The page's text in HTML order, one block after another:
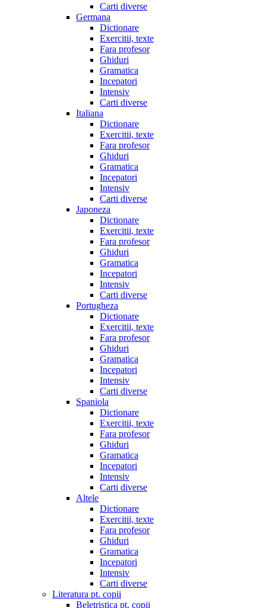
Carti diverse
Germana
Dictionare
Exercitii, texte
Fara profesor
Ghiduri
Gramatica
Incepatori
Intensiv
Carti diverse
Italiana
Dictionare
Exercitii, texte
Fara profesor
Ghiduri
Gramatica
Incepatori
Intensiv
Carti diverse
Japoneza
Dictionare
Exercitii, texte
Fara profesor
Ghiduri
Gramatica
Incepatori
Intensiv
Carti diverse
Portugheza
Dictionare
Exercitii, texte
Fara profesor
Ghiduri
Gramatica
Incepatori
Intensiv
Carti diverse
Spaniola
Dictionare
Exercitii, texte
Fara profesor
Ghiduri
Gramatica
Incepatori
Intensiv
Carti diverse
Altele
Dictionare
Exercitii, texte
Fara profesor
Ghiduri
Gramatica
Incepatori
Intensiv
Carti diverse
Literatura pt. copii
Beletristica pt. copii